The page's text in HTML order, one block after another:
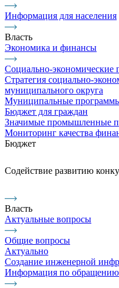
Информация для населения
Власть
Экономика и финансы
Социально-экономические
Стратегия социально-
муниципального округа
Муниципальные
Бюджет для граждан
Значимые промышленные
Мониторинг качества
Бюджет
Содействие развитию
Власть
Актуальные вопросы
Общие вопросы
Актуально
Создание инженерной
Информация по